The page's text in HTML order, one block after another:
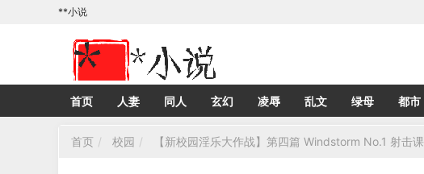
**小说
首页 人妻 同人 玄幻 凌辱 乱文 绿母 都市
首页 校园 【新校园淫乐大作战】第四篇 Windstorm No.1 射击课